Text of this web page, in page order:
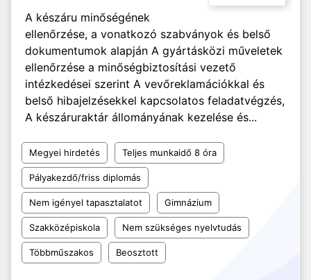
A készáru minőségének
ellenőrzése, a vonatkozó szabványok és belső
dokumentumok alapján A gyártásközi műveletek
ellenőrzése a minőségbiztosítási vezető
intézkedései szerint A vevőreklamációkkal és
belső hibajelzésekkel kapcsolatos feladatvégzés,
A készáruraktár állományának kezelése és...
Megyei hirdetés Teljes munkaidő 8 óra
Pályakezdő/friss diplomás
Nem igényel tapasztalatot Gimnázium
Szakközépiskola Nem szükséges nyelvtudás
Többműszakos Beosztott